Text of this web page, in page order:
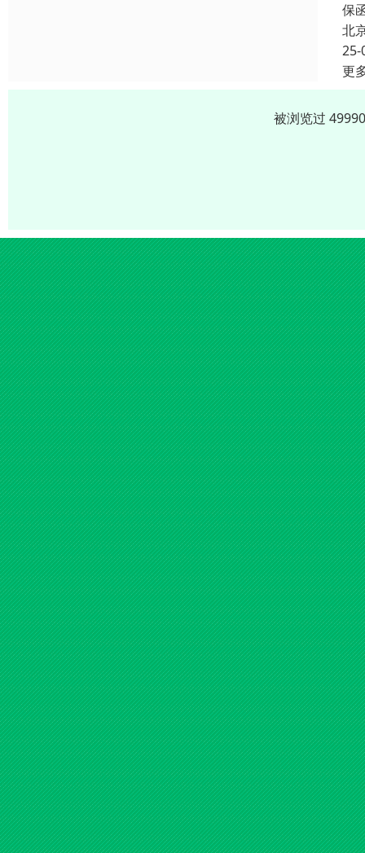
保
北
25-
更
被浏览过